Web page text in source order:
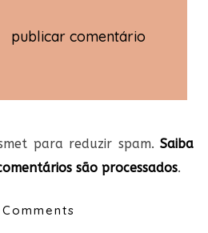
para reduzir spam.Saiba
são processados.